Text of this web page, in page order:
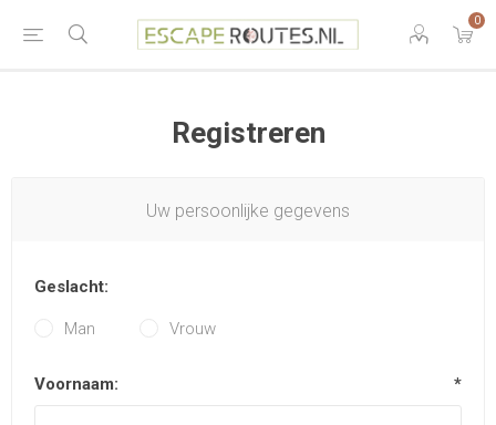
0
Registreren
Uw persoonlijke gegevens
Geslacht:
Man Vrouw
Voornaam: *